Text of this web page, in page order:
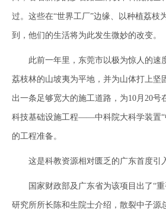
过。这些在“世界工厂”边缘、以种植荔枝
到，他们的生活将为此发生微妙的改变。
此前一年里，东莞市以极为惊人的速
荔枝林的山坡夷为平地，并为山体打上坚
出一条足够宽大的施工道路，为10月20号
科技基础设施工程——中科院大科学装置“
的工程准备。
这是科教资源相对匮乏的广东首度引入
国家财政部及广东省为该项目出了“重
研究所所长陈和生院士介绍，散裂中子源